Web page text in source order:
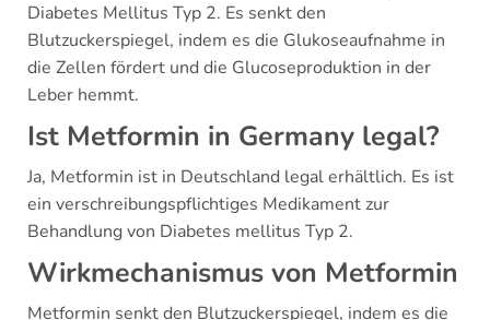
Diabetes Mellitus Typ 2. Es senkt den
Blutzuckerspiegel, indem es die Glukoseaufnahme in
die Zellen fördert und die Glucoseproduktion in der
Leber hemmt.
Ist Metformin in Germany legal?
Ja, Metformin ist in Deutschland legal erhältlich. Es ist
ein verschreibungspflichtiges Medikament zur
Behandlung von Diabetes mellitus Typ 2.
Wirkmechanismus von Metformin
Metformin senkt den Blutzuckerspiegel, indem es die